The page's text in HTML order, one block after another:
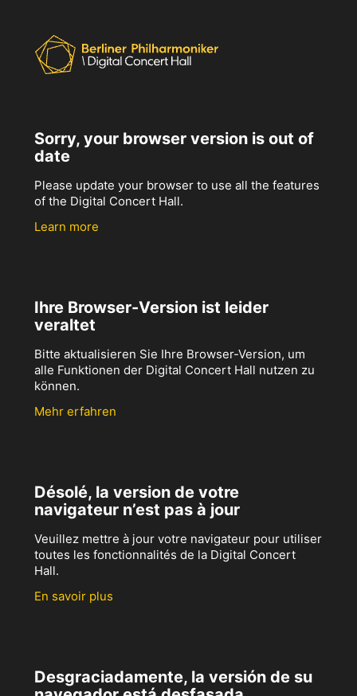
Sorry, your browser version is out of
date
Please update your browser to use all the features
of the Digital Concert Hall.
Learn more
Ihre Browser-Version ist leider
veraltet
Bitte aktualisieren Sie Ihre Browser-Version, um
alle Funktionen der Digital Concert Hall nutzen zu
können.
Mehr erfahren
Désolé, la version de votre
navigateur n’est pas à jour
Veuillez mettre à jour votre navigateur pour utiliser
toutes les fonctionnalités de la Digital Concert
Hall.
En savoir plus
Desgraciadamente, la versión de su